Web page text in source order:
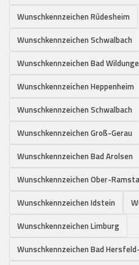
Wunschkennzeichen Rüdesheim
Wunschkennzeichen Schwalbach
Wunschkennzeichen Bad
Wunschkennzeichen Heppenheim
Wunschkennzeichen Schwalbach
Wunschkennzeichen Groß-Gerau
Wunschkennzeichen Bad Arolsen
Wunschkennzeichen Ober-
Wunschkennzeichen Idstein
Wunschkennzeichen Limburg
Wunschkennzeichen Bad